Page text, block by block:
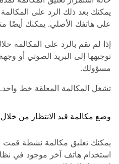
يمكنك بعد ذلك الرد على
على هاتفك الأصلي. يمكنك أيضًا
إذا لم تقم بالرد على المكالمة
توجيهها إلى البريد الصوتي أو
مسؤولك.
تشغل المكالمة المعلقة خط واحد.
وضع مكالمة قيد الانتظار من خلال
يمكنك تعليق مكالمة نشطة قمت
استخدام هاتف آخر موجود في